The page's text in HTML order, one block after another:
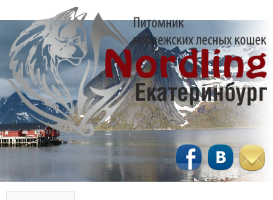
Перейти
к
основному
содержанию
N
o